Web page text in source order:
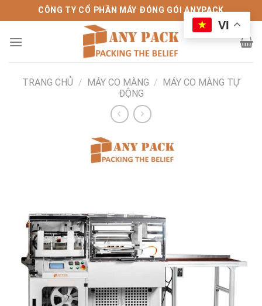
qua
nội
CÔNG TY CỔ PHẦN MÁY ĐÓNG GÓI ANYPACK
TRANG CHỦ / MÁY CO MÀNG / MÁY CO MÀNG TỰ
ĐỘNG
VI